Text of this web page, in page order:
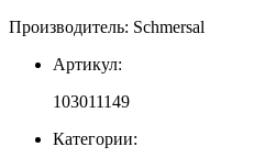
Производитель: Schmersal
Артикул:
103011149
Категории: